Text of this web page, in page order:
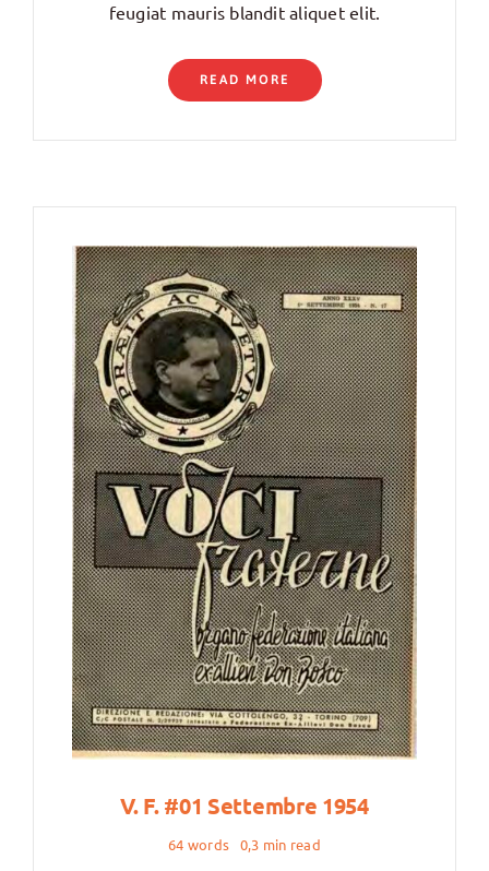
feugiat mauris blandit aliquet elit.
READ MORE
V. F. #01 Settembre 1954
64 words 0,3 min read